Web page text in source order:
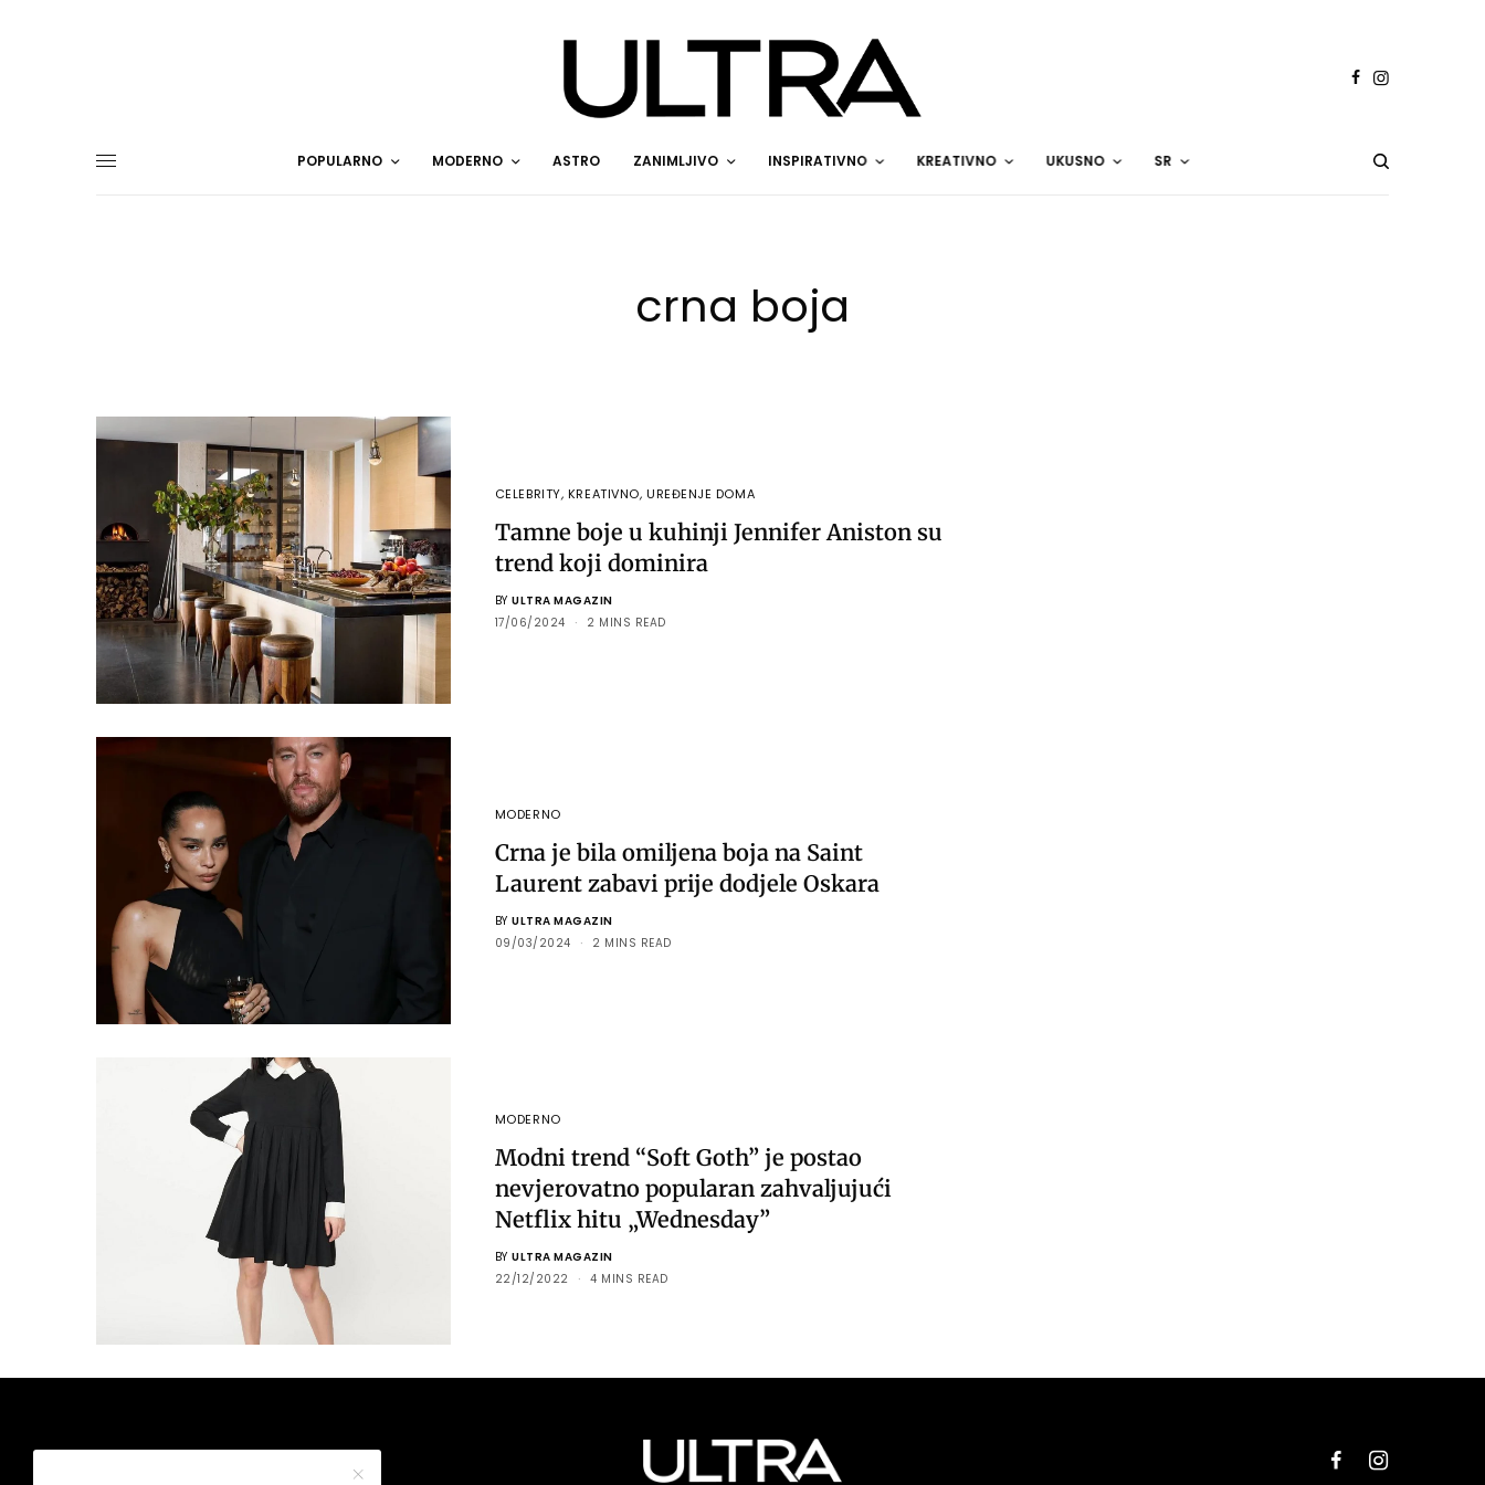
POPULARNO MODERNO ASTRO ZANIMLJIVO INSPIRATIVNO KREATIVNO UKUSNO SR
crna boja
CELEBRITY, KREATIVNO, UREĐENJE DOMA
Tamne boje u kuhinji Jennifer Aniston su
trend koji dominira
BY ULTRA MAGAZIN
17/06/2024
2 MINS READ
MODERNO
Crna je bila omiljena boja na Saint
Laurent zabavi prije dodjele Oskara
BY ULTRA MAGAZIN
09/03/2024
2 MINS READ
MODERNO
Modni trend “Soft Goth” je postao
nevjerovatno popularan zahvaljujući
Netflix hitu „Wednesday”
BY ULTRA MAGAZIN
22/12/2022
4 MINS READ